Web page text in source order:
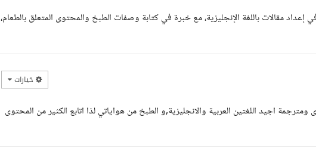
مقالات باللغة الإنجليزية، مع خبرة في كتابة وصفات الطبخ والمحتوى المتعلق بالطعام،
خيارات
ومترجمة اجيد اللغتين العربية والانجليزية,و الطبخ من هواياتي لذا اتابع الكثير من المحتوى